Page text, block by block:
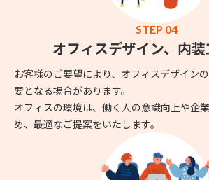
STEP 04
オフィスデザイン、内
お客様のご要望により、オフィスデザイン
要となる場合があります。
オフィスの環境は、働く人の意識向上や企
め、最適なご提案をいたします。